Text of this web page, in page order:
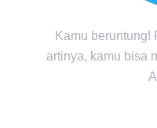
Kamu beruntung!
artinya, kamu bisa